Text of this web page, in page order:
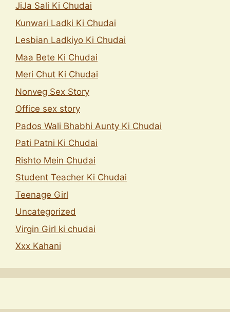
JiJa Sali Ki Chudai
Kunwari Ladki Ki Chudai
Lesbian Ladkiyo Ki Chudai
Maa Bete Ki Chudai
Meri Chut Ki Chudai
Nonveg Sex Story
Office sex story
Pados Wali Bhabhi Aunty Ki Chudai
Pati Patni Ki Chudai
Rishto Mein Chudai
Student Teacher Ki Chudai
Teenage Girl
Uncategorized
Virgin Girl ki chudai
Xxx Kahani